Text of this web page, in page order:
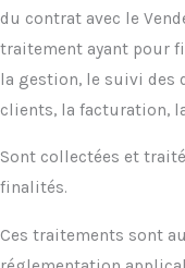
du contrat avec le
traitement ayant pour
la gestion, le suivi des
clients, la facturation,
Sont collectées et
finalités.
Ces traitements sont